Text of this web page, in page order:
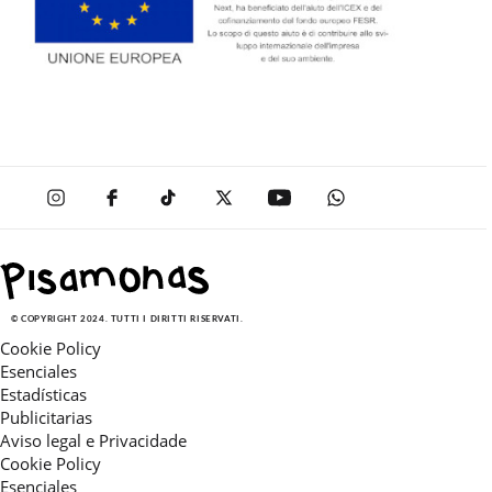
© COPYRIGHT 2024. TUTTI I DIRITTI RISERVATI.
Cookie Policy
Esenciales
Estadísticas
Publicitarias
Aviso legal e Privacidade
Cookie Policy
Esenciales